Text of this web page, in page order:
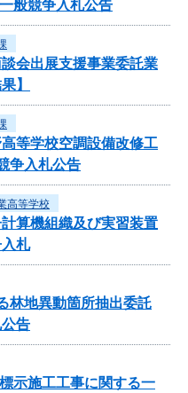
般競争入札公告
会出展支援事業委託業
】
等学校空調設備改修工
争入札公告
高等学校
算機組織及び実習装置
札
林地異動箇所抽出委託
告
示施工工事に関する一